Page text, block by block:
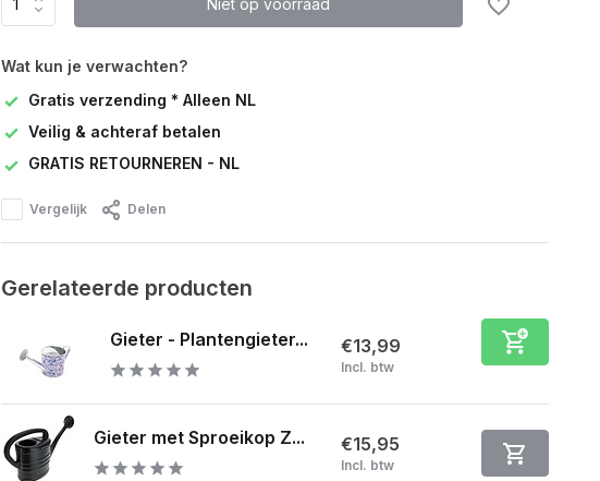
Niet op voorraad
Wat kun je verwachten?
Gratis verzending * Alleen NL
Veilig & achteraf betalen
GRATIS RETOURNEREN - NL
Vergelijk Delen
Gerelateerde producten
Gieter - Plantengieter... €13,99
Incl. btw
Gieter met Sproeikop Z... €15,95
Incl. btw